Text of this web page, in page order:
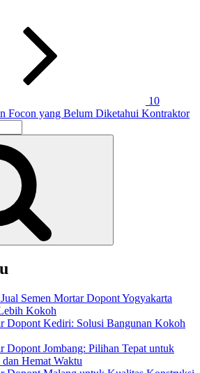
10
Focon yang Belum Diketahui Kontraktor
Search
Semen Mortar Dopont Yogyakarta
Kokoh
Dopont Kediri: Solusi Bangunan Kokoh
Dopont Jombang: Pilihan Tepat untuk
Hemat Waktu